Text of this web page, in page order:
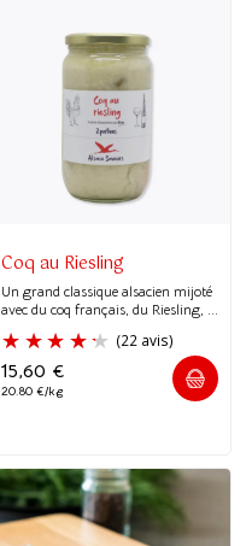
(3 avis)
Coq au Riesling
Un grand classique alsacien mijoté
avec du coq français, du Riesling, ...
15,60 €
20.80 €/kg